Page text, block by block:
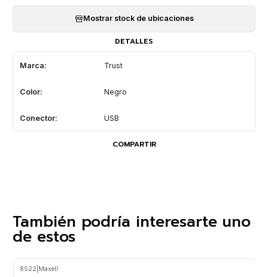
Mostrar stock de ubicaciones
DETALLES
Marca: Trust
Color: Negro
Conector: USB
COMPARTIR
También podría interesarte uno
de estos
8522 Maxell